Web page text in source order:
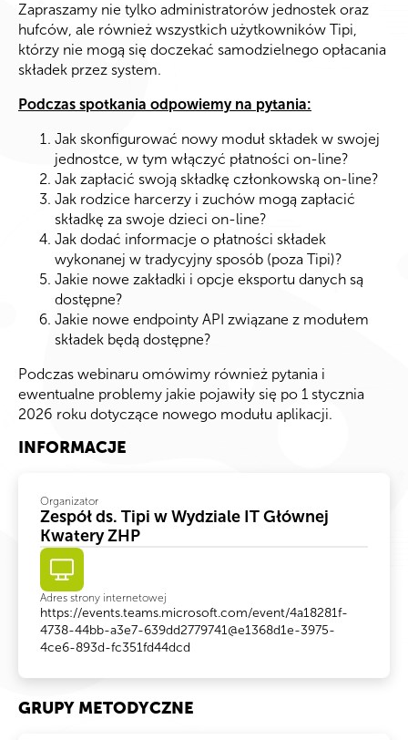
Zapraszamy nie tylko administratorów jednostek oraz
hufców, ale również wszystkich użytkowników Tipi,
którzy nie mogą się doczekać samodzielnego opłacania
składek przez system.
Podczas spotkania odpowiemy na pytania:
Jak skonfigurować nowy moduł składek w swojej
jednostce, w tym włączyć płatności on-line?
Jak zapłacić swoją składkę członkowską on-line?
Jak rodzice harcerzy i zuchów mogą zapłacić
składkę za swoje dzieci on-line?
Jak dodać informacje o płatności składek
wykonanej w tradycyjny sposób (poza Tipi)?
Jakie nowe zakładki i opcje eksportu danych są
dostępne?
Jakie nowe endpointy API związane z modułem
składek będą dostępne?
Podczas webinaru omówimy również pytania i
ewentualne problemy jakie pojawiły się po 1 stycznia
2026 roku dotyczące nowego modułu aplikacji.
INFORMACJE
Organizator
Zespół ds. Tipi w Wydziale IT Głównej
Kwatery ZHP
Adres strony internetowej
https://events.teams.microsoft.com/event/4a18281f-
4738-44bb-a3e7-639dd2779741@e1368d1e-3975-
4ce6-893d-fc351fd44dcd
GRUPY METODYCZNE